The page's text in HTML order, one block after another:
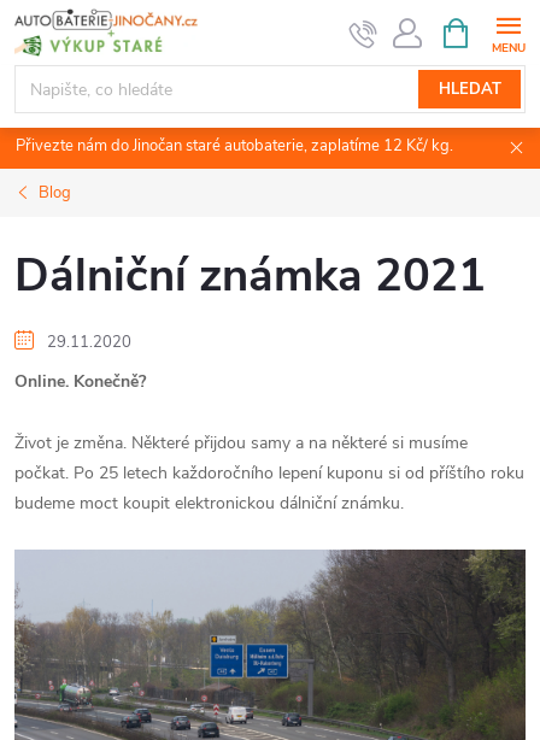
Přejít
na
obsah
HLEDAT
NÁKUPNÍ
KOŠÍK
Přivezte nám do Jinočan staré autobaterie, zaplatíme 12 Kč/ kg.
Blog
Dálniční známka 2021
29.11.2020
Online. Konečně?
Život je změna. Některé přijdou samy a na některé si musíme
počkat. Po 25 letech každoročního lepení kuponu si od příštího roku
budeme moct koupit elektronickou dálniční známku.